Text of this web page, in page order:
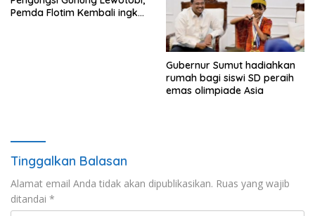
Pemda Flotim Kembali ingkar
Gubernur Sumut hadiahkan
rumah bagi siswi SD peraih
emas olimpiade Asia
Tinggalkan Balasan
Alamat email Anda tidak akan dipublikasikan. Ruas yang wajib
ditandai *